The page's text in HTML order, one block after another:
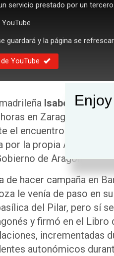
servicio prestado por un tercero.
guardará y la página se
YouTube
Isabel Díaz
en Zaragoza. Fue
el encuentro que
por la propia Ayuso.
de Aragón.
de hacer campaña en
le venía de paso en
del Pilar, pero sí
y firmó en el Libro
incrementadas
autonómicos